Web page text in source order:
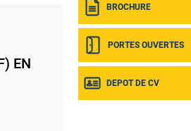
BROCHURE
PORTES OUVERTES
DEPOT DE CV
EN